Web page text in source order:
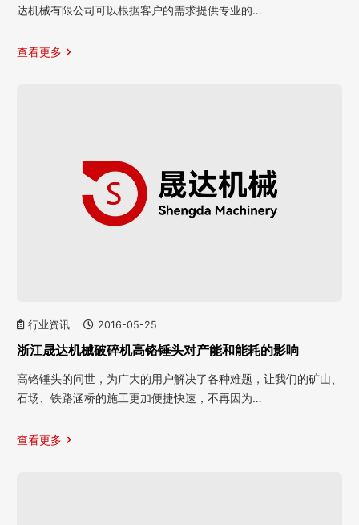
达机械有限公司可以根据客户的需求提供专业的…
查看更多
行业资讯 2016-05-25
浙江晟达机械破碎机高铬锤头对产能和能耗的影响
高铬锤头的问世，为广大的用户解决了各种难题，让我们的矿山、
石场、铁路涵桥的施工更加便捷快速，不再因为…
查看更多